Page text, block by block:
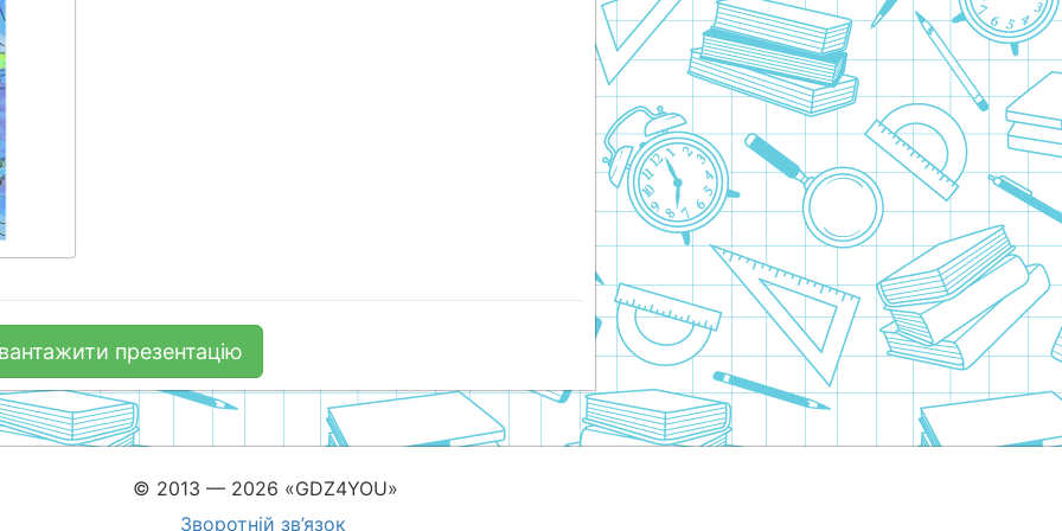
презентацію
© 2013 — 2026 «GDZ4YOU»
Зворотній зв’язок